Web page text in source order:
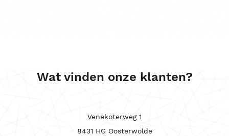
Carrosserie
Wat vinden onze klanten?
Venekoterweg 1
8431 HG Oosterwolde